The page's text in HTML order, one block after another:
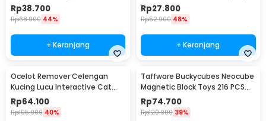
3mm - TH007004A
Rp38.700
Rp68.900 44%
+ Keranjang
Light 4x30mm - JYW-1226
Rp27.800
Rp52.900 48%
+ Keranjang
Ocelot Remover Celengan
Kucing Lucu Interactive Cat
Piggy Bank - 0120
Rp64.100
Rp105.900 40%
Taffware Buckycubes Neocube
Magnetic Block Toys 216 PCS
3.6mm - G0CN05
Rp74.700
Rp120.900 39%